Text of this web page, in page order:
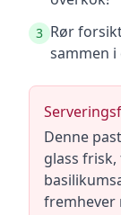
3 Rør
sammen i
Denne
glass
fremhever